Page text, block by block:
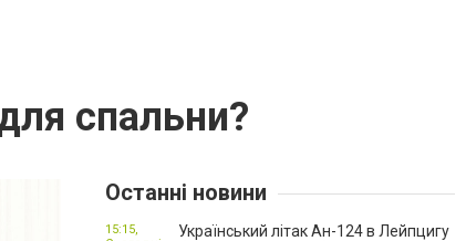
спальни?
Останні новини
Український літак Ан-124 в Лейпцигу
15:15,